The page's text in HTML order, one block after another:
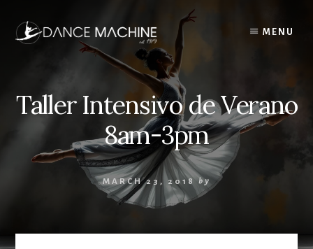
content
MENU
Taller Intensivo de Verano
8am-3pm
MARCH 23, 2018 by